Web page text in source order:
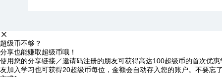
超级币不够？
分享也能赚取超级币哦！
使用您的分享链接／邀请码注册的朋友可获得高达100超级币的首次优
友加入学习也可获得20超级币每位，金额会自动存入您的账户。不要忘